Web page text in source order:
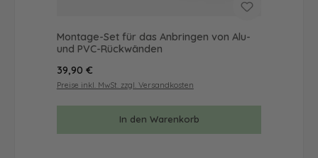
Montage-Set für das Anbringen von Alu-
und PVC-Rückwänden
Regulärer Preis:
39,90 €
Preise inkl. MwSt. zzgl. Versandkosten
In den Warenkorb